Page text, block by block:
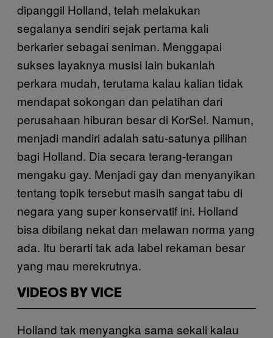
dipanggil Holland, telah melakukan
segalanya sendiri sejak pertama kali
berkarier sebagai seniman. Menggapai
sukses layaknya musisi lain bukanlah
perkara mudah, terutama kalau kalian tidak
mendapat sokongan dan pelatihan dari
perusahaan hiburan besar di KorSel. Namun,
menjadi mandiri adalah satu-satunya pilihan
bagi Holland. Dia secara terang-terangan
mengaku gay. Menjadi gay dan menyanyikan
tentang topik tersebut masih sangat tabu di
negara yang super konservatif ini. Holland
bisa dibilang nekat dan melawan norma yang
ada. Itu berarti tak ada label rekaman besar
yang mau merekrutnya.
VIDEOS BY VICE
Holland tak menyangka sama sekali kalau